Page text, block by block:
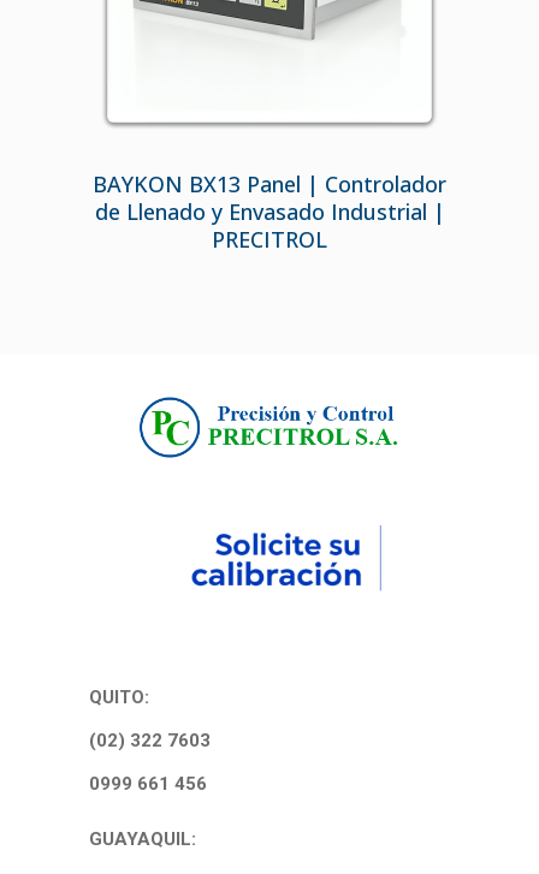
BAYKON BX13 Panel | Controlador
de Llenado y Envasado Industrial |
PRECITROL
QUITO:
(02) 322 7603
0999 661 456
GUAYAQUIL: